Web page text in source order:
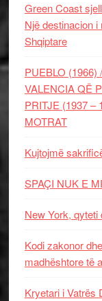
Green Coast
Një destinacion
Shqiptare
PUEBLO
VALENCIA QË
PRITJE (1937 –
MOTRAT
Kujtojmë
SPAÇI NUK E
New York,
Kodi zakonor
madhështore të
Kryetari i Vatrës